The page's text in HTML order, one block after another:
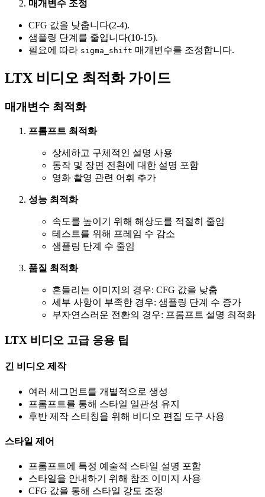
매개변수 조정
CFG 값을 낮춥니다(2-4).
샘플링 단계를 줄입니다(10-15).
필요에 따라 sigma_shift 매개변수를 조정합니다.
LTX 비디오 최적화 가이드
매개변수 최적화
프롬프트 최적화
상세하고 구체적인 설명 사용
동작 및 장면 전환에 대한 설명 포함
영화 촬영 관련 어휘 추가
성능 최적화
속도를 높이기 위해 해상도를 적절히 줄임
테스트를 위해 프레임 수 감소
샘플링 단계 수 줄임
품질 최적화
흔들리는 이미지의 경우: CFG 값을 낮춤
세부 사항이 부족한 경우: 샘플링 단계 수 증가
부자연스러운 전환의 경우: 프롬프트 설명 최적화
LTX 비디오 고급 응용 팁
긴 비디오 제작
여러 세그먼트를 개별적으로 생성
프롬프트를 통해 스타일 일관성 유지
후반 제작 스티칭을 위해 비디오 편집 도구 사용
스타일 제어
프롬프트에 특정 예술적 스타일 설명 포함
스타일을 안내하기 위해 참조 이미지 사용
CFG 값을 통해 스타일 강도 조정